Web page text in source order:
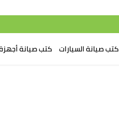
كتب صيانة السيارات كتب صيانة